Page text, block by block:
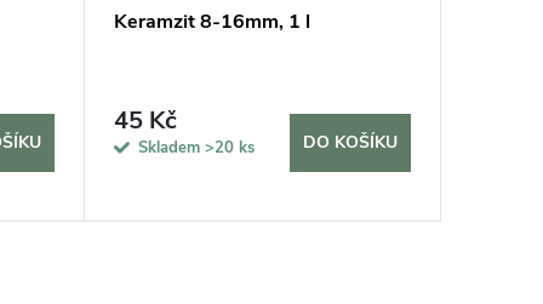
Keramzit 8-16mm, 1 l
45 Kč
Skladem >20 ks DO KOŠÍKU